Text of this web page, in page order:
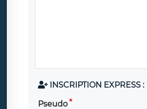
INSCRIPTION EXPRESS :
Pseudo